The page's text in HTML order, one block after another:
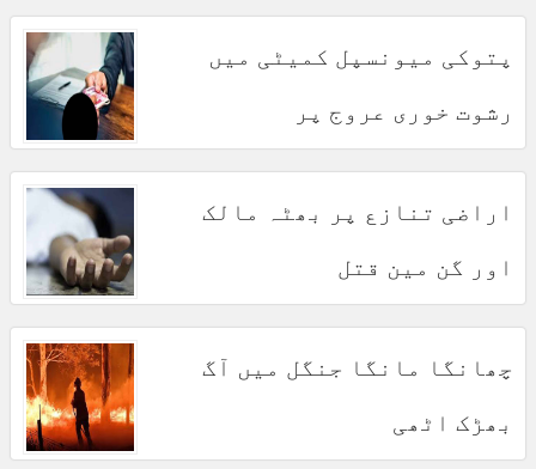
پتوکی میونسپل کمیٹی میں
رشوت خوری عروج پر
اراضی تنازع پر بھٹہ مالک
اور گن مین قتل
چھانگا مانگا جنگل میں آگ
بھڑک اٹھی